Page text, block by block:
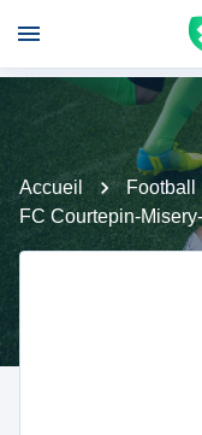
Accueil Football
FC Courtepin-